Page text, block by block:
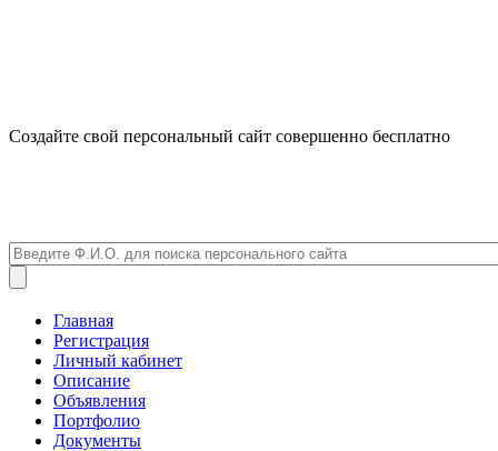
Создайте свой персональный сайт совершенно бесплатно
Главная
Регистрация
Личный кабинет
Описание
Объявления
Портфолио
Документы